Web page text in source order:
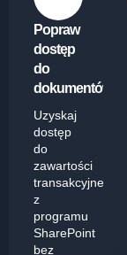
Popraw
dostęp
do
dokumentów
Uzyskaj
dostęp
do
zawartości
transakcyjnej
z
programu
SharePoint
bez